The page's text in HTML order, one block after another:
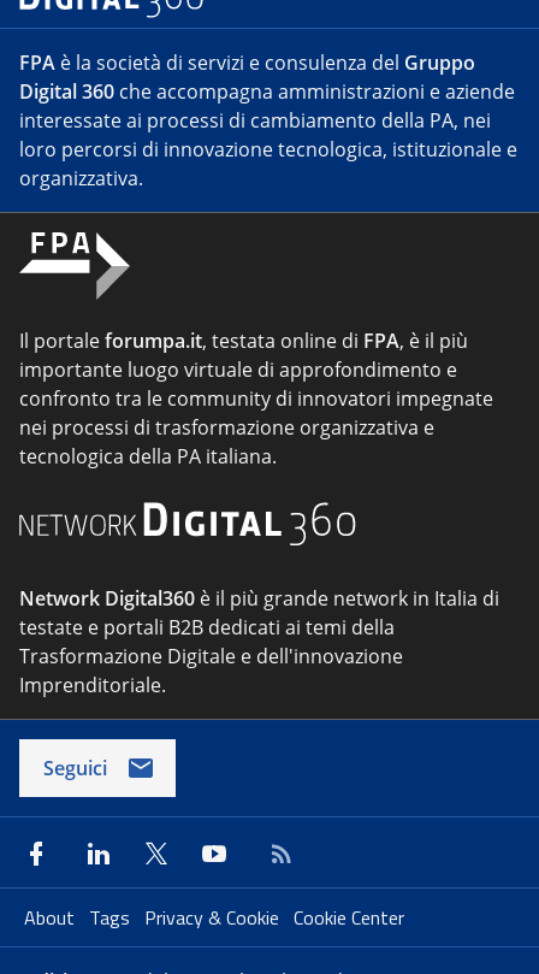
FPA è la società di servizi e consulenza del Gruppo
Digital 360 che accompagna amministrazioni e aziende
interessate ai processi di cambiamento della PA, nei
loro percorsi di innovazione tecnologica, istituzionale e
organizzativa.
Il portaleforumpa.it, testata online di FPA, è il più
importante luogo virtuale di approfondimento e
confronto tra le community di innovatori impegnate
nei processi di trasformazione organizzativa e
tecnologica della PA italiana.
Network Digital360 è il più grande network in Italia di
testate e portali B2B dedicati ai temi della
Trasformazione Digitale e dell'innovazione
Imprenditoriale.
Seguici
About Tags Privacy & Cookie Cookie Center